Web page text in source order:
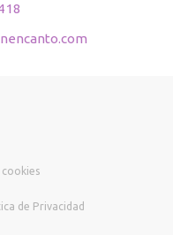
de Privacidad